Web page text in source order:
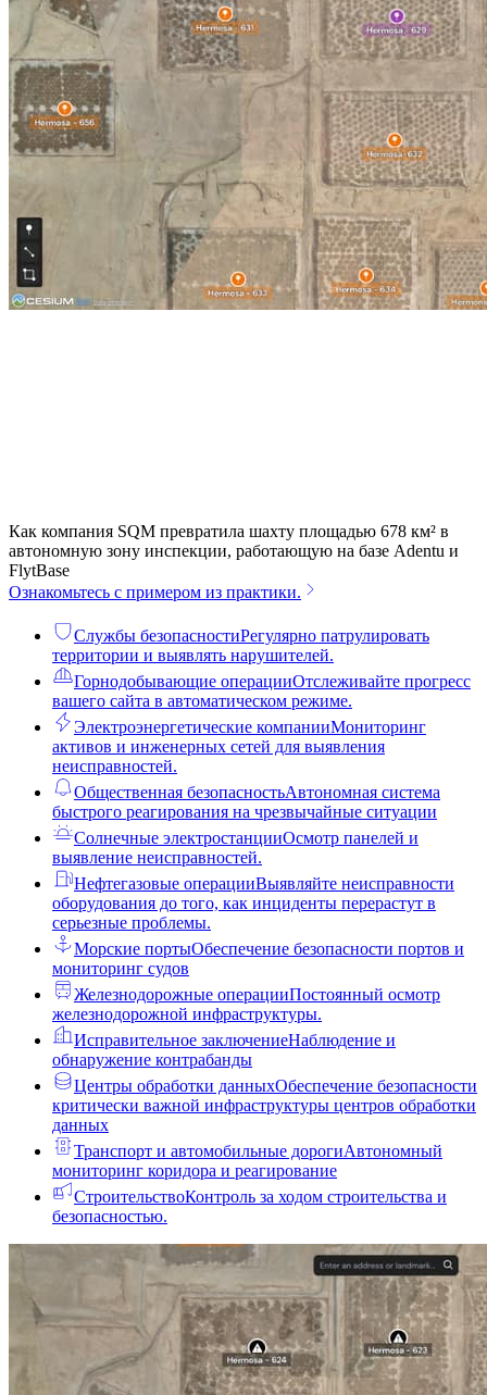
Как компания SQM превратила шахту площадью 678 км² в
автономную зону инспекции, работающую на базе Adentu и
FlytBase
Ознакомьтесь с примером из практики.
Службы безопасностиРегулярно патрулировать
территории и выявлять нарушителей.
Горнодобывающие операцииОтслеживайте прогресс
вашего сайта в автоматическом режиме.
Электроэнергетические компанииМониторинг
активов и инженерных сетей для выявления
неисправностей.
Общественная безопасностьАвтономная система
быстрого реагирования на чрезвычайные ситуации
Солнечные электростанцииОсмотр панелей и
выявление неисправностей.
Нефтегазовые операцииВыявляйте неисправности
оборудования до того, как инциденты перерастут в
серьезные проблемы.
Морские портыОбеспечение безопасности портов и
мониторинг судов
Железнодорожные операцииПостоянный осмотр
железнодорожной инфраструктуры.
Исправительное заключениеНаблюдение и
обнаружение контрабанды
Центры обработки данныхОбеспечение безопасности
критически важной инфраструктуры центров обработки
данных
Транспорт и автомобильные дорогиАвтономный
мониторинг коридора и реагирование
СтроительствоКонтроль за ходом строительства и
безопасностью.